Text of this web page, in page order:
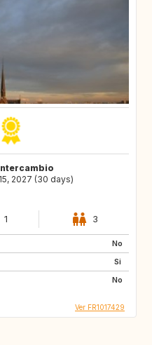
2027 (30 days)
1 3
No
Si
No
Ver FR1017429